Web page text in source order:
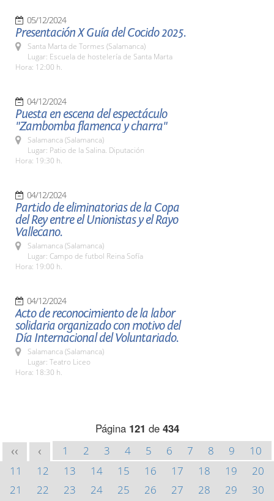
05/12/2024
Presentación X Guía del Cocido 2025.
Santa Marta de Tormes (Salamanca)
Lugar: Escuela de hostelería de Santa Marta
Hora: 12:00 h.
04/12/2024
Puesta en escena del espectáculo
"Zambomba flamenca y charra"
Salamanca (Salamanca)
Lugar: Patio de la Salina. Diputación
Hora: 19:30 h.
04/12/2024
Partido de eliminatorias de la Copa
del Rey entre el Unionistas y el Rayo
Vallecano.
Salamanca (Salamanca)
Lugar: Campo de futbol Reina Sofía
Hora: 19:00 h.
04/12/2024
Acto de reconocimiento de la labor
solidaria organizado con motivo del
Día Internacional del Voluntariado.
Salamanca (Salamanca)
Lugar: Teatro Liceo
Hora: 18:30 h.
Página 121 de 434
<< < 1 2 3 4 5 6 7 8 9
10
11
12 13 14 15 16 17 18 19
20
21
22 23 24 25 26 27 28 29
30